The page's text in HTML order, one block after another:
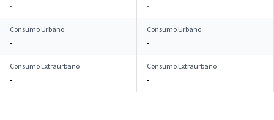
- -
Consumo Urbano
-
Consumo Urbano
-
Consumo Extraurbano
-
Consumo Extraurbano
-